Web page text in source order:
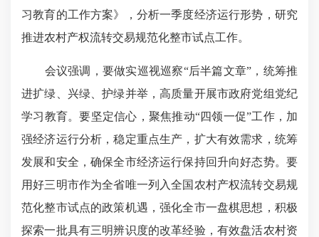
习教育的工作方案》，分析一季度经济运行形势，研究
推进农村产权流转交易规范化整市试点工作。
会议强调，要做实巡视巡察“后半篇文章”，统筹推
进扩绿、兴绿、护绿并举，高质量开展市政府党组党纪
学习教育。要坚定信心，聚焦推动“四领一促”工作，加
强经济运行分析，稳定重点生产，扩大有效需求，统筹
发展和安全，确保全市经济运行保持回升向好态势。要
用好三明市作为全省唯一列入全国农村产权流转交易规
范化整市试点的政策机遇，强化全市一盘棋思想，积极
探索一批具有三明辨识度的改革经验，有效盘活农村资